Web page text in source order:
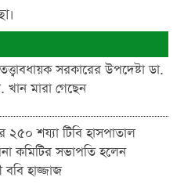
সরকারের উপদেষ্টা ডা.
মারা গেছেন
২৫০ শয্যা টিবি হাসপাতাল
কমিটির সভাপতি হলেন
ববি হাজ্জাজ